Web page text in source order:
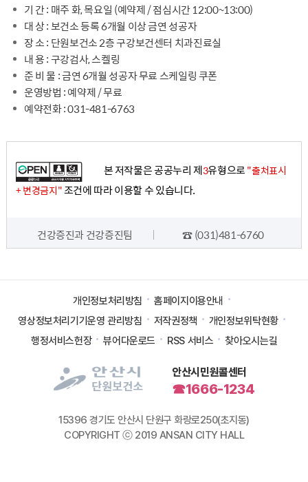
기 간 : 매주 화, 목요일 (예약제 / 점심시간 12:00~13:00)
대 상 : 보건소 등록 6개월 이상 금연 성공자
장 소 : 단원보건소 2층 구강보건센터 치과진료실
내 용 : 구강검사, 스켈링
준 비 물 : 금연 6개월 성공자 무료 스케일링 쿠폰
운영방법 : 예약제 / 무료
예약전화 : 031-481-6763
본 저작물은 공공누리 제3유형으로"출처표시
+ 변경금지"조건에 따라 이용할 수 있습니다.
건강증진과 건강증진팀 ☎ (031)481-6760
개인정보처리방침
홈페이지이용안내
영상정보처리기기운영 관리방침
저작권정책
개인정보위탁현황
행정서비스헌장
뷰어다운로드 RSS 서비스 찾아오시는길
안산시민원콜센터
☎1666-1234
15396 경기도 안산시 단원구 화랑로250(초지동)
COPYRIGHT ⓒ 2019 ANSAN CITY HALL